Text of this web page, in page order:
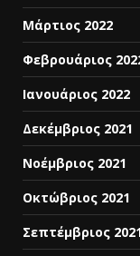
Μάρτιος 2022
Φεβρουάριος
Ιανουάριος 2022
Δεκέμβριος 2021
Νοέμβριος 2021
Οκτώβριος 2021
Σεπτέμβριος